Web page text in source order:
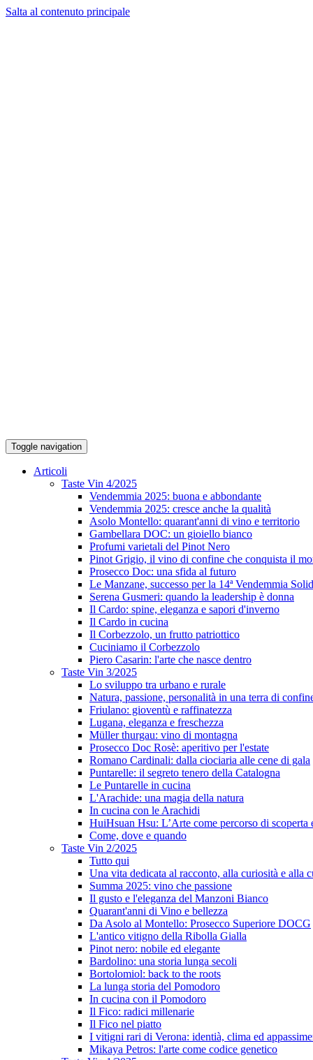
Salta al contenuto principale
Toggle navigation
Articoli
Taste Vin 4/2025
Vendemmia 2025: buona e abbondante
Vendemmia 2025: cresce anche la qualità
Asolo Montello: quarant'anni di vino e territorio
Gambellara DOC: un gioiello bianco
Profumi varietali del Pinot Nero
Pinot Grigio, il vino di confine che conquista il
Prosecco Doc: una sfida al futuro
Le Manzane, successo per la 14ª Vendemmia
Serena Gusmeri: quando la leadership è donna
Il Cardo: spine, eleganza e sapori d'inverno
Il Cardo in cucina
Il Corbezzolo, un frutto patriottico
Cuciniamo il Corbezzolo
Piero Casarin: l'arte che nasce dentro
Taste Vin 3/2025
Lo sviluppo tra urbano e rurale
Natura, passione, personalità in una terra di
Friulano: gioventù e raffinatezza
Lugana, eleganza e freschezza
Müller thurgau: vino di montagna
Prosecco Doc Rosè: aperitivo per l'estate
Romano Cardinali: dalla ciociaria alle cene di gala
Puntarelle: il segreto tenero della Catalogna
Le Puntarelle in cucina
L'Arachide: una magia della natura
In cucina con le Arachidi
HuiHsuan Hsu: L’Arte come percorso di scoperta
Come, dove e quando
Taste Vin 2/2025
Tutto qui
Una vita dedicata al racconto, alla curiosità e alla
Summa 2025: vino che passione
Il gusto e l'eleganza del Manzoni Bianco
Quarant'anni di Vino e bellezza
Da Asolo al Montello: Prosecco Superiore DOCG
L'antico vitigno della Ribolla Gialla
Pinot nero: nobile ed elegante
Bardolino: una storia lunga secoli
Bortolomiol: back to the roots
La lunga storia del Pomodoro
In cucina con il Pomodoro
Il Fico: radici millenarie
Il Fico nel piatto
I vitigni rari di Verona: identià, clima ed
Mikaya Petros: l'arte come codice genetico